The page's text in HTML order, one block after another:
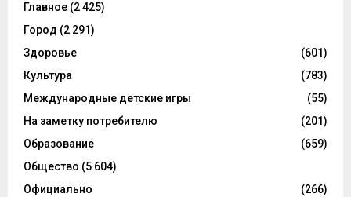
Главное (2 425)
Город (2 291)
Здоровье
(601)
Культура
(783)
Международные детские игры
(55)
На заметку потребителю
(201)
Образование
(659)
Общество (5 604)
Официально
(266)